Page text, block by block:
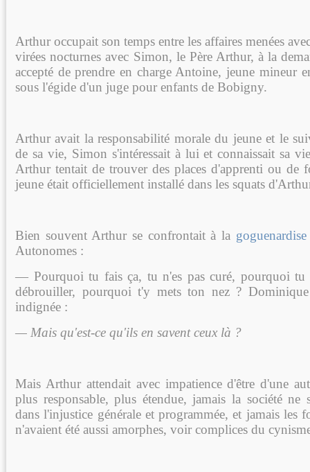
Arthur occupait son temps entre les affaires menées
virées nocturnes avec Simon, le Père Arthur, à la
accepté de prendre en charge Antoine, jeune mineur
sous l'égide d'un juge pour enfants de Bobigny.
Arthur avait la responsabilité morale du jeune et le
de sa vie, Simon s'intéressait à lui et connaissait sa
Arthur tentait de trouver des places d'apprenti ou de
jeune était officiellement installé dans les squats
Bien souvent Arthur se confrontait à la goguenardise
Autonomes :
— Pourquoi tu fais ça, tu n'es pas curé, pourquoi tu
débrouiller, pourquoi t'y mets ton nez ?
indignée :
— Mais qu'est-ce qu'ils en savent ceux là ?
Mais Arthur attendait avec impatience d'être d'une
plus responsable, plus étendue, jamais la société ne
dans l'injustice générale et programmée, et jamais les
n'avaient été aussi amorphes, voir complices du